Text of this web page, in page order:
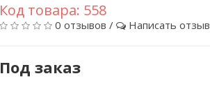
Код товара: 558
0 отзывов / Написать отзыв
Под заказ